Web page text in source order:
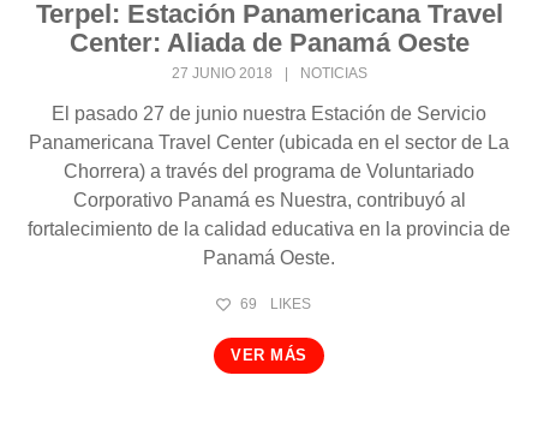
Terpel: Estación Panamericana Travel
Center: Aliada de Panamá Oeste
27 JUNIO 2018 | NOTICIAS
El pasado 27 de junio nuestra Estación de Servicio
Panamericana Travel Center (ubicada en el sector de La
Chorrera) a través del programa de Voluntariado
Corporativo Panamá es Nuestra, contribuyó al
fortalecimiento de la calidad educativa en la provincia de
Panamá Oeste.
69 LIKES
VER MÁS